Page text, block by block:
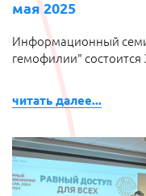
мая 2025
Информационный
гемофилии" состоится
читать далее...